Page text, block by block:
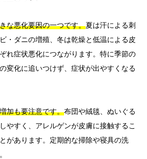
な悪化要因の一つです。夏は汗による刺
・ダニの増殖、冬は乾燥と低温による皮
れ症状悪化につながります。特に季節の
変化に追いつけず、症状が出やすくなる
加も要注意です。布団や絨毯、ぬいぐる
やすく、アレルゲンが皮膚に接触するこ
があります。定期的な掃除や寝具の洗